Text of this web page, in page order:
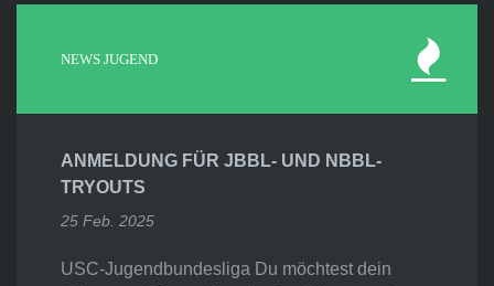
NEWS JUGEND
ANMELDUNG FÜR JBBL- UND NBBL-
TRYOUTS
25 Feb. 2025
USC-Jugendbundesliga Du möchtest dein